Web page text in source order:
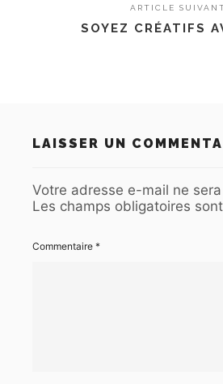
ARTICLE
SOYEZ CRÉATIFS
LAISSER UN
Votre adresse e-mail ne
Les champs obligatoires
Commentaire *